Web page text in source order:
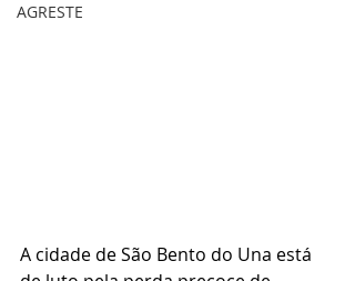
AGRESTE
A cidade de São Bento do Una está